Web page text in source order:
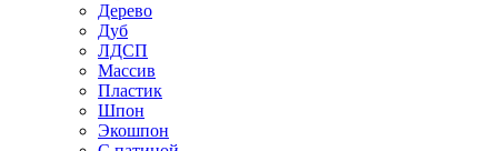
Дерево
Дуб
ЛДСП
Массив
Пластик
Шпон
Экошпон